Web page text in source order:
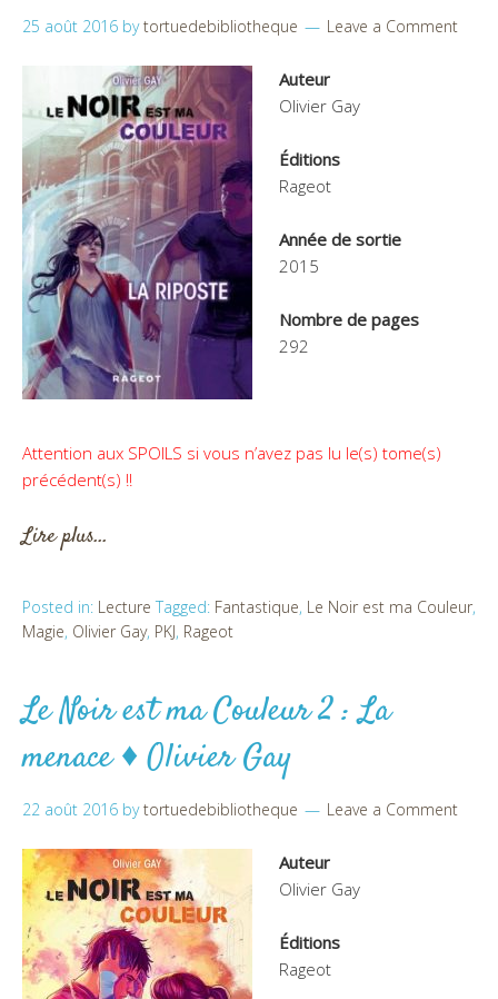
25 août 2016 bytortuedebibliotheque Leave a Comment
Auteur
Olivier Gay
Éditions
Rageot
Année de sortie
2015
Nombre de pages
292
Attention aux SPOILS si vous n’avez pas lu le(s) tome(s)
précédent(s) !!
Lire plus…
Posted in: Lecture Tagged: Fantastique, Le Noir est ma Couleur,
Magie, Olivier Gay, PKJ, Rageot
Le Noir est ma Couleur 2 : La
menace ♦ Olivier Gay
22 août 2016 bytortuedebibliotheque Leave a Comment
Auteur
Olivier Gay
Éditions
Rageot